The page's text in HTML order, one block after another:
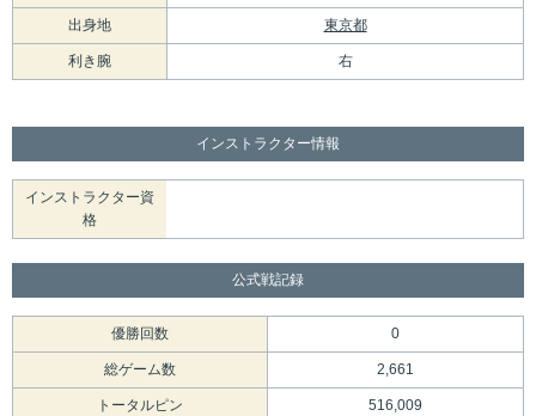
出身地 東京都
利き腕 右
インストラクター情報
インストラクター資
格
公式戦記録
優勝回数 0
総ゲーム数 2,661
トータルピン 516,009